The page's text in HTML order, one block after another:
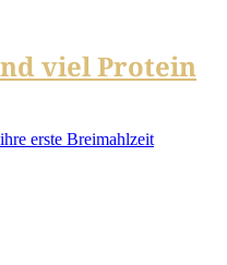
viel Protein